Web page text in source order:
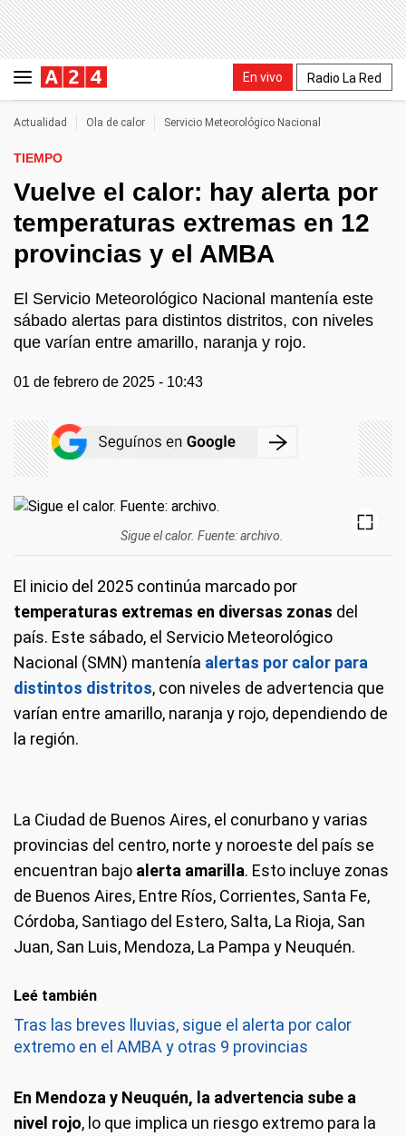
En vivo Radio La Red
Actualidad Ola de calor Servicio Meteorológico Nacional
TIEMPO
Vuelve el calor: hay alerta por
temperaturas extremas en 12
provincias y el AMBA
El Servicio Meteorológico Nacional mantenía este
sábado alertas para distintos distritos, con niveles
que varían entre amarillo, naranja y rojo.
01 de febrero de 2025 - 10:43
Sigue el calor. Fuente: archivo.
El inicio del 2025 continúa marcado por
temperaturas extremas en diversas zonas del
país. Este sábado, el Servicio Meteorológico
Nacional (SMN) mantenía alertas por calor para
distintos distritos, con niveles de advertencia que
varían entre amarillo, naranja y rojo, dependiendo de
la región.
La Ciudad de Buenos Aires, el conurbano y varias
provincias del centro, norte y noroeste del país se
encuentran bajo alerta amarilla. Esto incluye zonas
de Buenos Aires, Entre Ríos, Corrientes, Santa Fe,
Córdoba, Santiago del Estero, Salta, La Rioja, San
Juan, San Luis, Mendoza, La Pampa y Neuquén.
Leé también
Tras las breves lluvias, sigue el alerta por calor
extremo en el AMBA y otras 9 provincias
En Mendoza y Neuquén, la advertencia sube a
nivel rojo, lo que implica un riesgo extremo para la